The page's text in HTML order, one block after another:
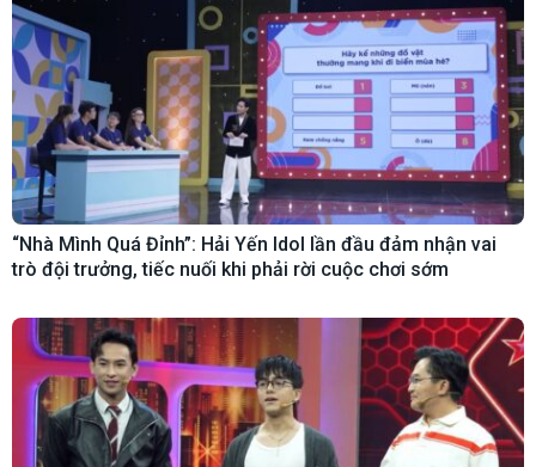
“Nhà Mình Quá Đỉnh”: Hải Yến Idol lần đầu đảm nhận vai
trò đội trưởng, tiếc nuối khi phải rời cuộc chơi sớm